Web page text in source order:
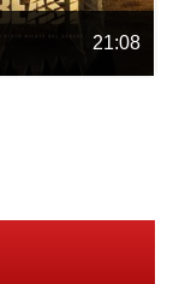
21:08